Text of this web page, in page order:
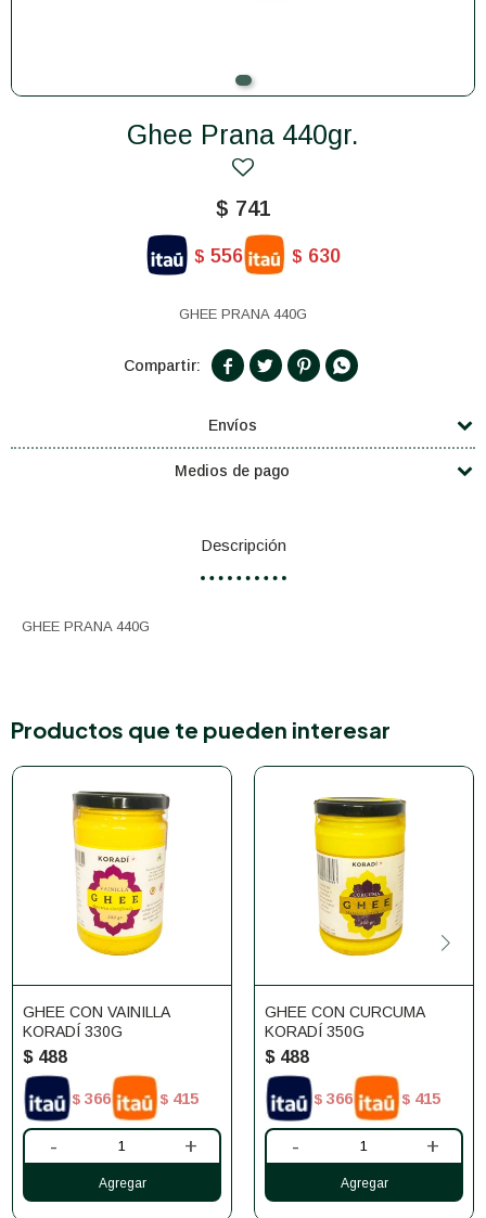
Ghee Prana 440gr.
$ 741
$ 556 $ 630
GHEE PRANA 440G
   
Envíos
Medios de pago
Descripción
GHEE PRANA 440G
Productos que te pueden interesar
GHEE CON VAINILLA
KORADÍ 330G
$ 488
$ 366 $ 415
- +
GHEE CON CURCUMA
KORADÍ 350G
$ 488
$ 366 $ 415
- +